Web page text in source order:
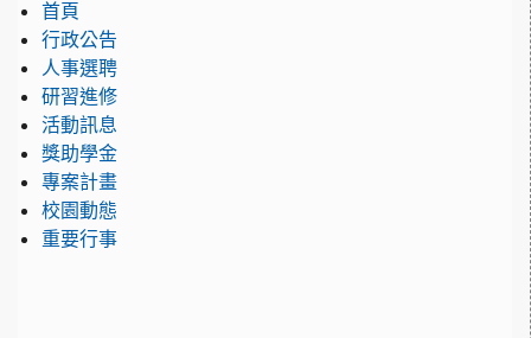
首頁
行政公告
人事選聘
研習進修
活動訊息
獎助學金
專案計畫
校園動態
重要行事